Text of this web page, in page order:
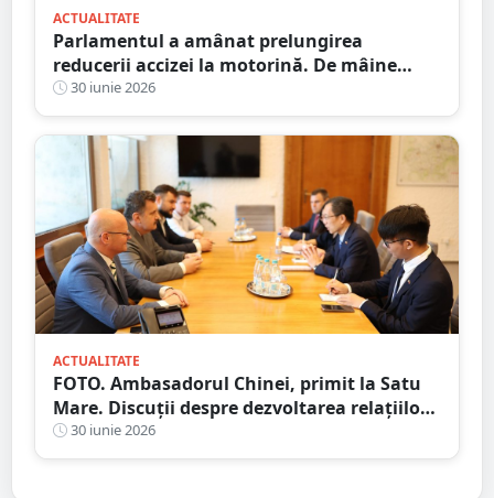
ACTUALITATE
Parlamentul a amânat prelungirea
reducerii accizei la motorină. De mâine
cresc prețurile la combustibil
30 iunie 2026
ACTUALITATE
FOTO. Ambasadorul Chinei, primit la Satu
Mare. Discuții despre dezvoltarea relațiilor
economice
30 iunie 2026